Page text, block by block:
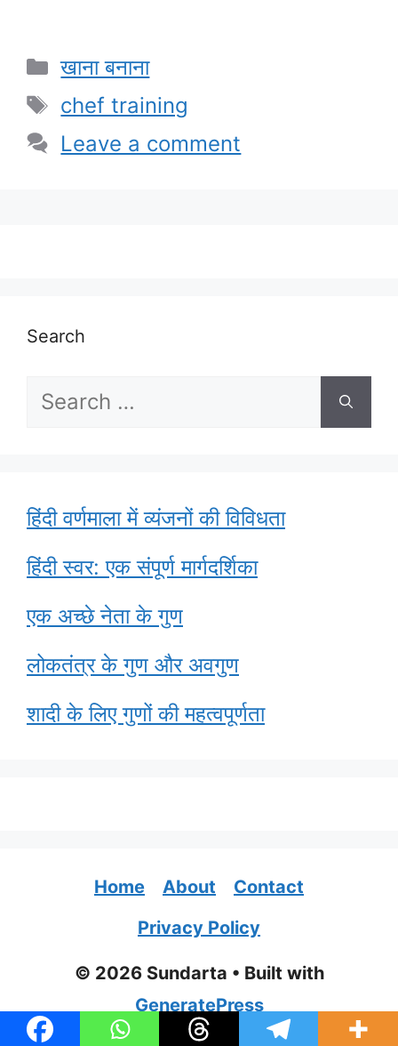
Categories
खाना बनाना
Tags
chef training
Leave a comment
Search
Search
हिंदी वर्णमाला में व्यंजनों की विविधता
हिंदी स्वर: एक संपूर्ण मार्गदर्शिका
एक अच्छे नेता के गुण
लोकतंत्र के गुण और अवगुण
शादी के लिए गुणों की महत्वपूर्णता
Home About
Contact
Privacy Policy
© 2026 Sundarta • Built with
GeneratePress